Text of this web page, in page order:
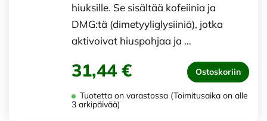
hiuksille. Se sisältää kofeiinia ja
DMG:tä (dimetyyliglysiiniä), jotka
aktivoivat hiuspohjaa ja …
31,44 € Ostoskoriin
Tuotetta on varastossa (Toimitusaika on alle
3 arkipäivää)